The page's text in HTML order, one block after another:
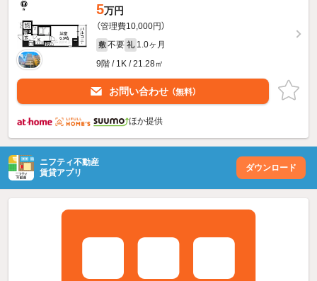
5万円
（管理費10,000円）
敷 不要 礼 1.0ヶ月
9階 / 1K / 21.28㎡
お問い合わせ （無料）
ほか提供
ニフティ不動産
賃貸アプリ
ダウンロード